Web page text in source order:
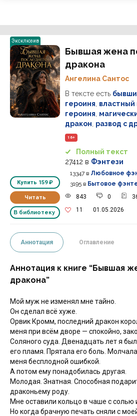
Эксклюзив
Купить 159 ₽
Читать
В библиотеку
Бывшая жена
дракона
Ангелина Сантос
В тексте есть
героиня властный
героиня
дракон развод с
16+
Полный текст
27412 в Фэнтези
13347 в Любовное
3195 в Бытовое
843
0
11
01.05.2026
Аннотация Оглавление
Аннотация к книге “Бывшая
дракона”
Мой муж не изменял мне тайно.
Он сделал всё хуже.
Орвик Кромм, последний дракон
меня при всём дворе — спокойно,
Соляного суда. Двенадцать лет я
его пламя. Прятала его боль.
меня бесплодной ошибкой.
А потом ему понадобилась другая.
Молодая. Знатная. Способная
драконьему роду.
Мне оставили кольцо в чаше с солью
Но когда брачную печать сняли с